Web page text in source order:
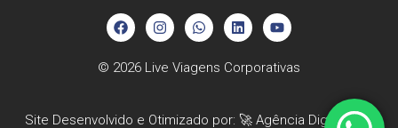
F
a
c
b
I
n
s
a
m
W
h
a
s
L
i
n
e
n
Y
o
u
u
© 2026 Live Viagens Corporativas
Site Desenvolvido e Otimizado por: 🚀 Agência Digital HGX